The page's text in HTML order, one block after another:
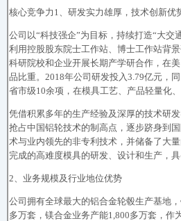
核心竞争力1、研发实力雄厚，技术创新优
公司以“科技强企”为目标，持续打造“大
利用控股股东院士工作站、博士工作站背
科研院校和企业开展长期产学研合作，在
品比重。2018年公司研发投入3.79亿元，
省市级10余项，在模具工艺、产品轻量化
凭借积累多年的生产经验及深厚的技术研
抢占中国铝轮技术的制高点，逐步跻身到
术与业内领先的非专利技术，并储备了大
完成的高难度模具的研发、设计和生产，
2、业务规模及行业地位优势
公司拥有全球最大的铝合金轮毂生产基地
多万套，镁合金业务产能1,800多万套，